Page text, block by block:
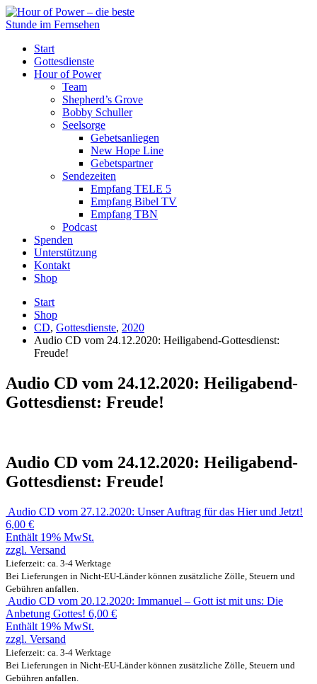
Start
Gottesdienste
Hour of Power
Team
Shepherd’s Grove
Bobby Schuller
Seelsorge
Gebetsanliegen
New Hope Line
Gebetspartner
Sendezeiten
Empfang TELE 5
Empfang Bibel TV
Empfang TBN
Podcast
Spenden
Unterstützung
Kontakt
Shop
Start
Shop
CD, Gottesdienste, 2020
Audio CD vom 24.12.2020: Heiligabend-Gottesdienst:
Freude!
Audio CD vom 24.12.2020: Heiligabend-
Gottesdienst: Freude!
Audio CD vom 24.12.2020: Heiligabend-
Gottesdienst: Freude!
Audio CD vom 27.12.2020: Unser Auftrag für das Hier und Jetzt!
6,00 €
Enthält 19% MwSt.
zzgl. Versand
Lieferzeit: ca. 3-4 Werktage
Bei Lieferungen in Nicht-EU-Länder können zusätzliche Zölle, Steuern und
Gebühren anfallen.
Audio CD vom 20.12.2020: Immanuel – Gott ist mit uns: Die
Anbetung Gottes! 6,00 €
Enthält 19% MwSt.
zzgl. Versand
Lieferzeit: ca. 3-4 Werktage
Bei Lieferungen in Nicht-EU-Länder können zusätzliche Zölle, Steuern und
Gebühren anfallen.